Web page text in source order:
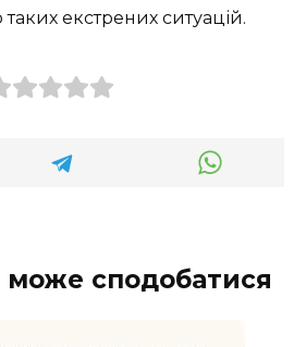
екстрених ситуацій.
сподобатися